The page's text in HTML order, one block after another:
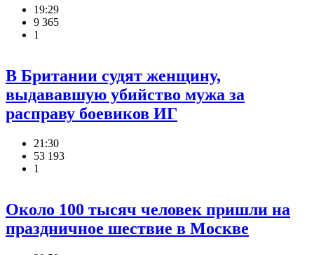
19:29
9 365
1
В Британии судят женщину,
выдававшую убийство мужа за
расправу боевиков ИГ
21:30
53 193
1
Около 100 тысяч человек пришли на
праздничное шествие в Москве